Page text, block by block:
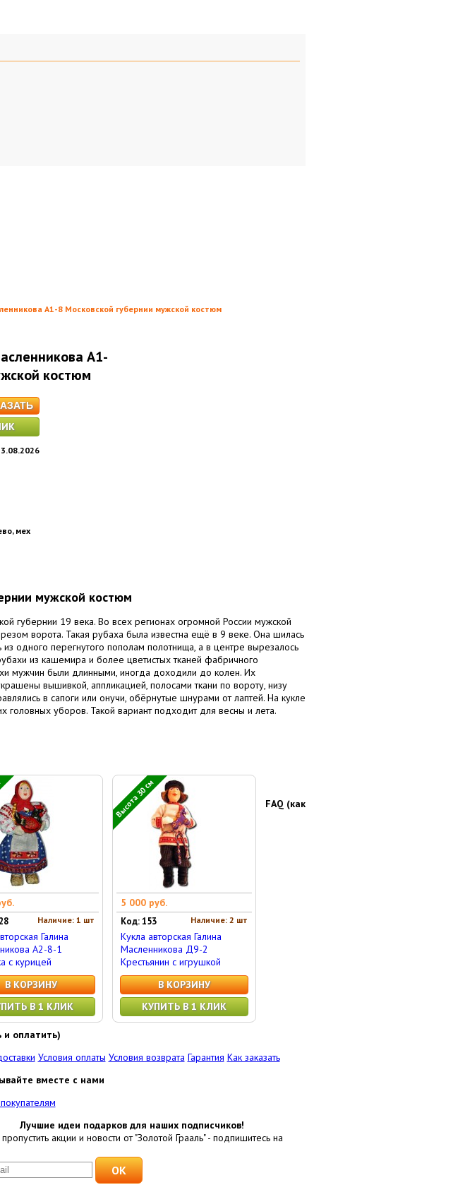
А1-8 Московской губернии мужской костюм
А1-
костюм
мех
мужской костюм
губернии 19 века. Во всех регионах огромной России мужской
ворота. Такая рубаха была известна ещё в 9 веке. Она шилась
одного перегнутого пополам полотнища, а в центре вырезалось
из кашемира и более цветистых тканей фабричного
мужчин были длинными, иногда доходили до колен. Их
вышивкой, аппликацией, полосами ткани по вороту, низу
в сапоги или онучи, обёрнутые шнурами от лаптей. На кукле
головных уборов. Такой вариант подходит для весны и лета.
Наличие: 1 шт
Галина
А2-8-1
с курицей
В КОРЗИНУ
В 1 КЛИК
Высота 30 см
5 000 руб.
Наличие: 2 шт
Код: 153
Кукла авторская Галина
Масленникова Д9-2
Крестьянин с игрушкой
В КОРЗИНУ
КУПИТЬ В 1 КЛИК
FAQ (как
и оплатить)
Условия оплаты Условия возврата Гарантия Как заказать
вместе с нами
Лучшие идеи подарков для наших подписчиков!
акции и новости от "Золотой Грааль" - подпишитесь на